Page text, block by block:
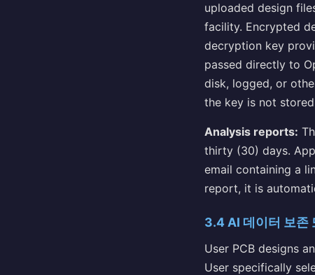
uploaded design
facility. Encrypted
decryption key
passed directly to
disk, logged, or
the key is not
Analysis reports:
thirty (30) days.
email containing a
report, it is
3.4 AI 데이터 보존
User PCB designs
User specifically